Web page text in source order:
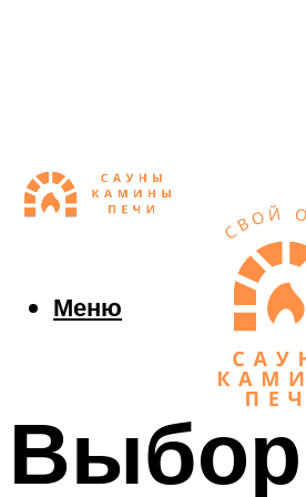
Меню
Выбор